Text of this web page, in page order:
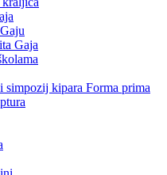
Gaja
simpozij kipara Forma prima